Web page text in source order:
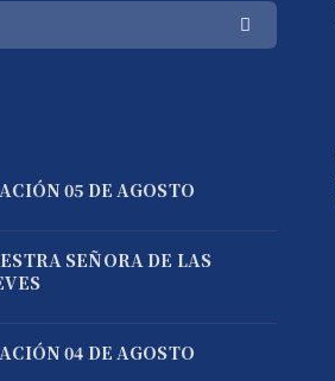
05 DE AGOSTO
SEÑORA DE LAS
04 DE AGOSTO